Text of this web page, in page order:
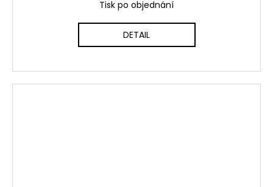
Tisk po objednání
DETAIL